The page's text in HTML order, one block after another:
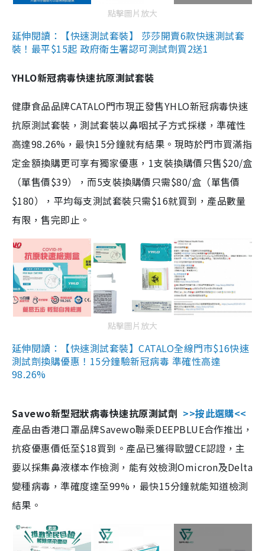
點擊圖片放大
延伸閱讀：【快速測試套裝】 莎莎開賣6款快速測試套
裝！最平$15起 政府衛生署認可測試劑買2送1
YHLO新冠病毒快速抗原測試套裝
健康食品品牌CATALO門市現正發售YHLO新冠病毒快速
抗原測試套裝，測試套裝以鼻咽拭子方式採樣，準確性
高達98.26%，最快15分鐘就有結果。現時於門市買滿指
定金額換購更可享有獨家優惠，1支裝換購價只售$20/盒
（單售價$39），而5支裝換購價只需$80/盒（單售價
$180），平均每支測試套裝只需$16就買到，產品數量
有限，售完即止。
點擊圖片放大
延伸閱讀：【快速測試套裝】CATALO全線門市$16快速
測試劑換購優惠！15分鐘驗新冠病毒 準確性高達
98.26%
Savewo新型冠狀病毒快速抗原測試劑 >>按此選購<<
產品由香港口罩品牌Savewo聯乘DEEPBLUE合作推出，
抗疫優惠價低至$18買到。產品已獲得歐盟CE認證，主
要以採集鼻液樣本作檢測，能有效檢測Omicron及Delta
變種病毒，準確度達至99%，最快15分鐘就能知道檢測
結果。